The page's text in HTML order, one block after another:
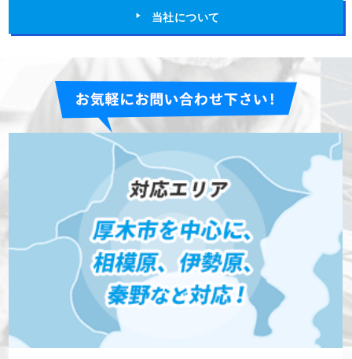
当社について